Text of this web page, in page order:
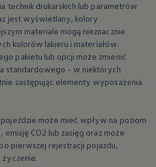
i sygnalizacyjne
i generacje – archiwum oraz
użytkowników Volkswagena
użytkowników Volkswagena
serwisowe
technik drukarskich lub parametrów
jest wyświetlany, kolory
materiale mogą nieznacznie
kolorów lakieru i materiałów.
pakietu lub opcji może zmienić
standardowego – w niektórych
zastępując elementy wyposażenia
może mieć wpływ na poziom
CO2 lub zasięg oraz może
pierwszej rejestracji pojazdu,
życzenie.